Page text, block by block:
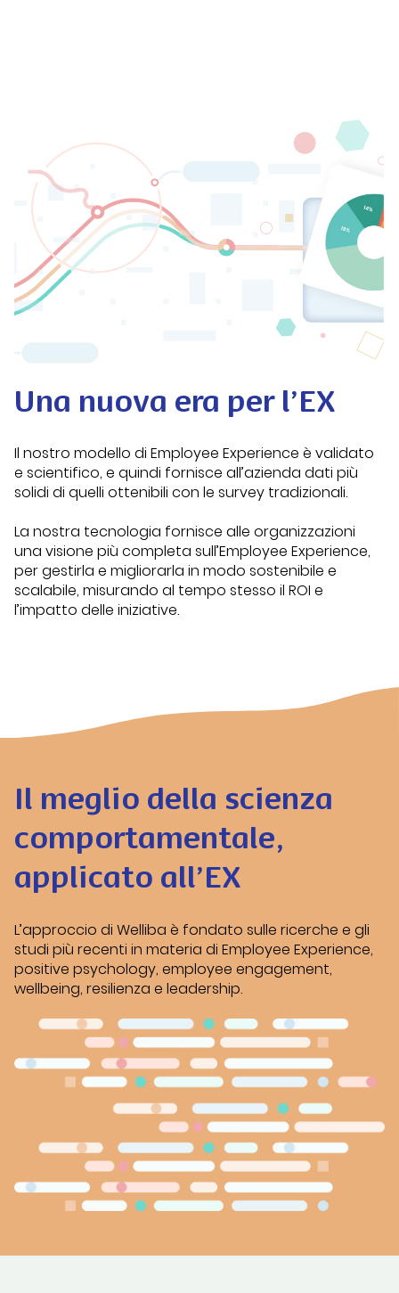
Una nuova era per l’EX
Il nostro modello di Employee Experience è validato
e scientifico, e quindi fornisce all’azienda dati più
solidi di quelli ottenibili con le survey tradizionali.
La nostra tecnologia fornisce alle organizzazioni
una visione più completa sull’Employee Experience,
per gestirla e migliorarla in modo sostenibile e
scalabile, misurando al tempo stesso il ROI e
l’impatto delle iniziative.
Il meglio della scienza
comportamentale,
applicato all’EX
L’approccio di Welliba è fondato sulle ricerche e gli
studi più recenti in materia di Employee Experience,
positive psychology, employee engagement,
wellbeing, resilienza e leadership.